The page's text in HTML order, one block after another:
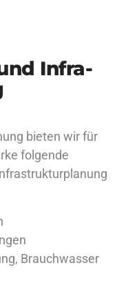
In­fra­
bieten wir für
folgende
Brauchwasser